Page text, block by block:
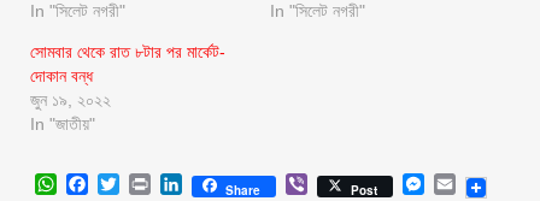
In "সিলেট নগরী"
In "সিলেট নগরী"
সোমবার থেকে রাত ৮টার পর মার্কেট-
দোকান বন্ধ
জুন ১৯, ২০২২
In "জাতীয়"
WhatsApp
Facebook
Twitter
Print LinkedIn
Share ViberPost Messenger
Email